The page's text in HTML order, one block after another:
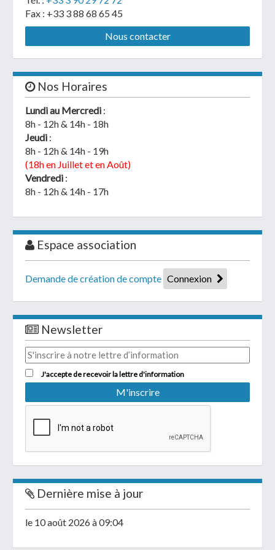
Fax : +33 3 88 68 65 45
Nous contacter
Nos Horaires
Lundi au Mercredi :
8h - 12h & 14h - 18h
Jeudi :
8h - 12h & 14h - 19h
(18h en Juillet et en Août)
Vendredi :
8h - 12h & 14h - 17h
Espace association
Demande de création de compte Connexion
Newsletter
J'accepte de recevoir la lettre d'information
Dernière mise à jour
le 10 août 2026 à 09:04